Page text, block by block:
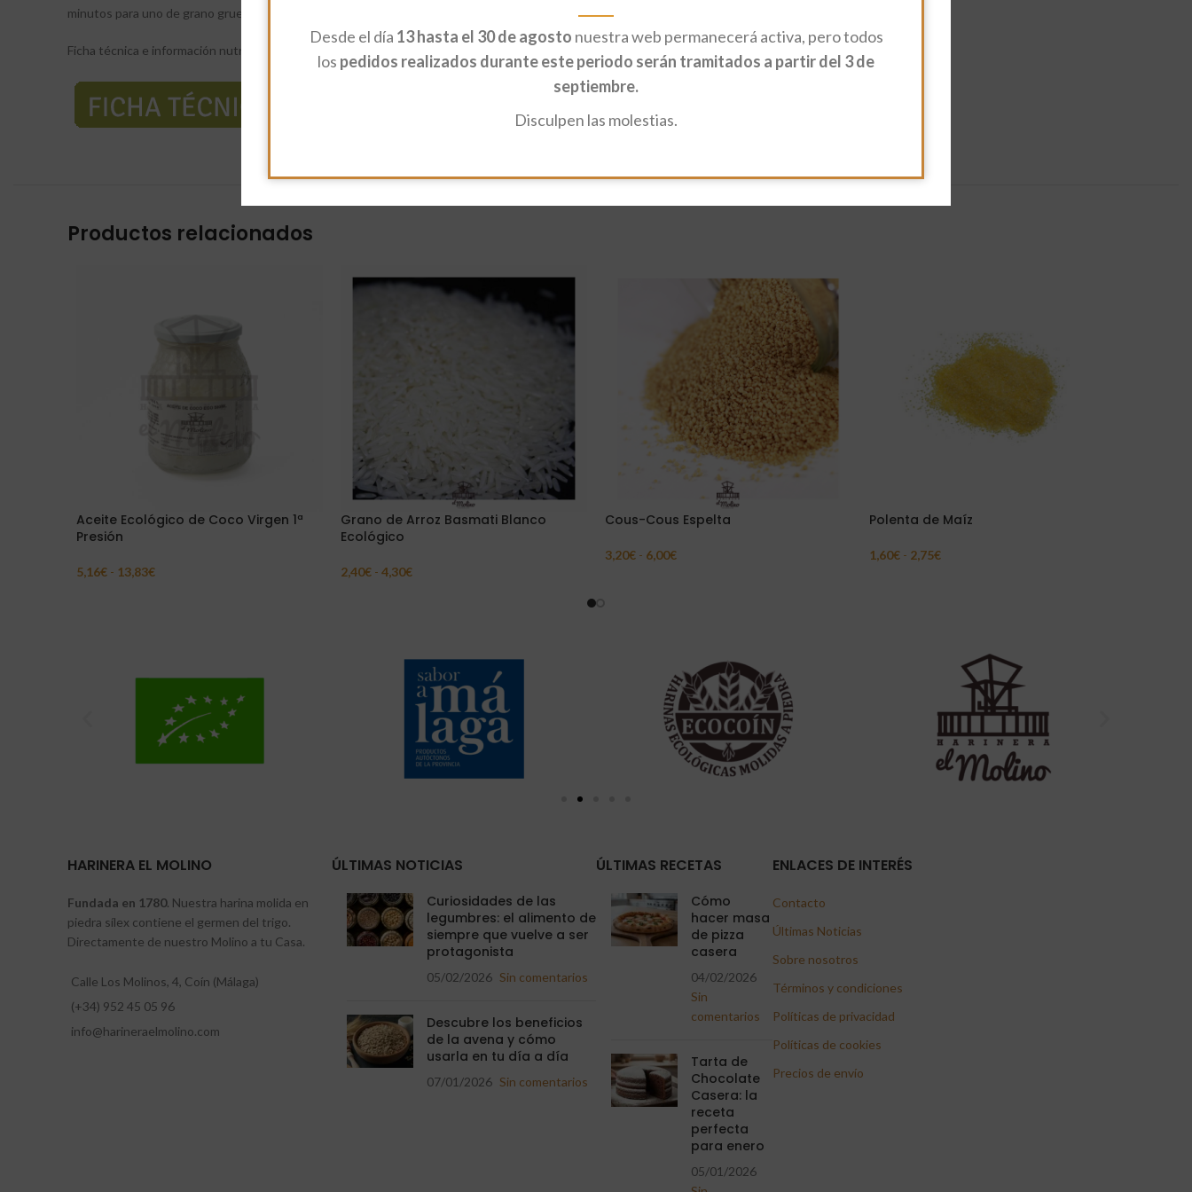
Desde el día 13 hasta el 30 de agosto nuestra web permanecerá activa, pero todos
los pedidos realizados durante este periodo serán tramitados a partir del 3 de
septiembre.
Disculpen las molestias.
minutos para uno de grano grueso.
Ficha técnica e información nutricional:
Productos relacionados
Aceite Ecológico de Coco Virgen 1ª
Presión
5,16€ - 13,83€
Grano de Arroz Basmati Blanco
Ecológico
2,40€ - 4,30€
Cous-Cous Espelta
3,20€ - 6,00€
Polenta de Maíz
1,60€ - 2,75€
HARINERA EL MOLINO
Fundada en 1780. Nuestra harina molida en
piedra sílex contiene el germen del trigo.
Directamente de nuestro Molino a tu Casa.
Calle Los Molinos, 4, Coín (Málaga)
(+34) 952 45 05 96
info@harineraelmolino.com
ÚLTIMAS NOTICIAS
Curiosidades de las
legumbres: el alimento de
siempre que vuelve a ser
protagonista
05/02/2026 Sin comentarios
Descubre los beneficios
de la avena y cómo
usarla en tu día a día
07/01/2026 Sin comentarios
ÚLTIMAS RECETAS
Cómo
hacer masa
de pizza
casera
04/02/2026
Sin
comentarios
Tarta de
Chocolate
Casera: la
receta
perfecta
para enero
05/01/2026
ENLACES DE INTERÉS
Contacto
Últimas Noticias
Sobre nosotros
Términos y condiciones
Políticas de privacidad
Políticas de cookies
Precios de envío